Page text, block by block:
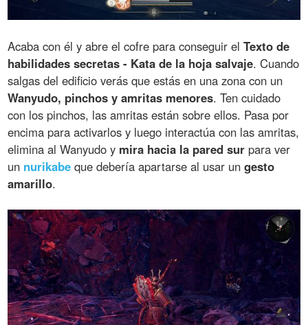
Acaba con él y abre el cofre para conseguir elTexto de
habilidades secretas - Kata de la hoja salvaje. Cuando
salgas del edificio verás que estás en una zona con un
Wanyudo, pinchos y amritas menores. Ten cuidado
con los pinchos, las amritas están sobre ellos. Pasa por
encima para activarlos y luego interactúa con las amritas,
elimina al Wanyudo y mira hacia la pared sur para ver
un nurikabe que debería apartarse al usar ungesto
amarillo.